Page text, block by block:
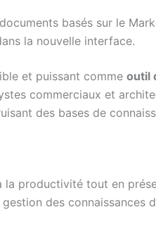
basés sur le
la nouvelle interface.
et puissant comme outil
commerciaux et
des bases de
la productivité tout en
des connaissances